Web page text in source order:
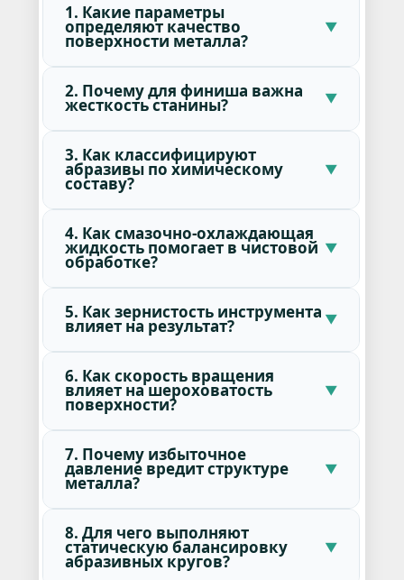
1. Какие параметры
определяют качество
поверхности металла?
2. Почему для финиша важна
жесткость станины?
3. Как классифицируют
абразивы по химическому
составу?
4. Как смазочно-охлаждающая
жидкость помогает в чистовой
обработке?
5. Как зернистость инструмента
влияет на результат?
6. Как скорость вращения
влияет на шероховатость
поверхности?
7. Почему избыточное
давление вредит структуре
металла?
8. Для чего выполняют
статическую балансировку
абразивных кругов?